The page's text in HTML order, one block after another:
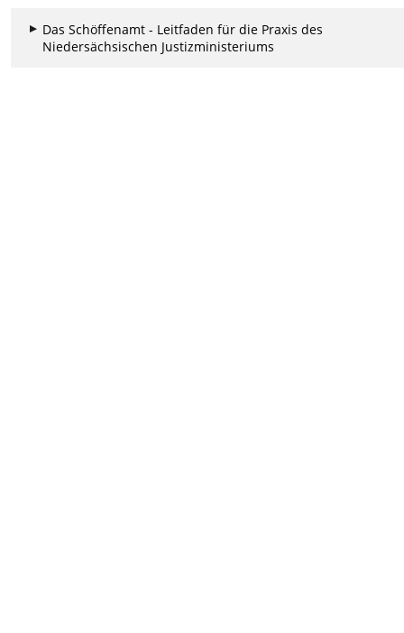
Das Schöffenamt - Leitfaden für die Praxis des
Niedersächsischen Justizministeriums